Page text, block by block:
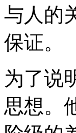
与人的
保证。
为了说
思想。